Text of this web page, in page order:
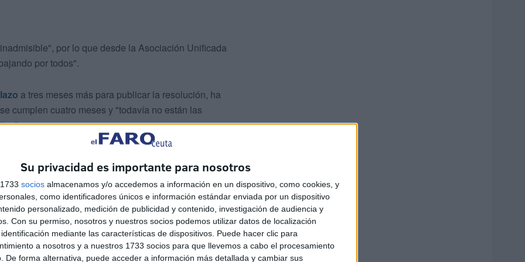
Su privacidad es importante para nosotros
socios almacenamos y/o accedemos a información en un dispositivo, como cookies, y
como identificadores únicos e información estándar enviada por un dispositivo
personalizado, medición de publicidad y contenido, investigación de audiencia y
Con su permiso, nosotros y nuestros socios podemos utilizar datos de localización
mediante las características de dispositivos. Puede hacer clic para
a nosotros y a nuestros 1733 socios para que llevemos a cabo el procesamiento
De forma alternativa, puede acceder a información más detallada y cambiar sus
por lo que desde la Asociación Unificada
por todos".
a tres meses más para publicar la resolución, ha
cumplen cuatro meses y "todavía no están las
que perjudica a los períodos